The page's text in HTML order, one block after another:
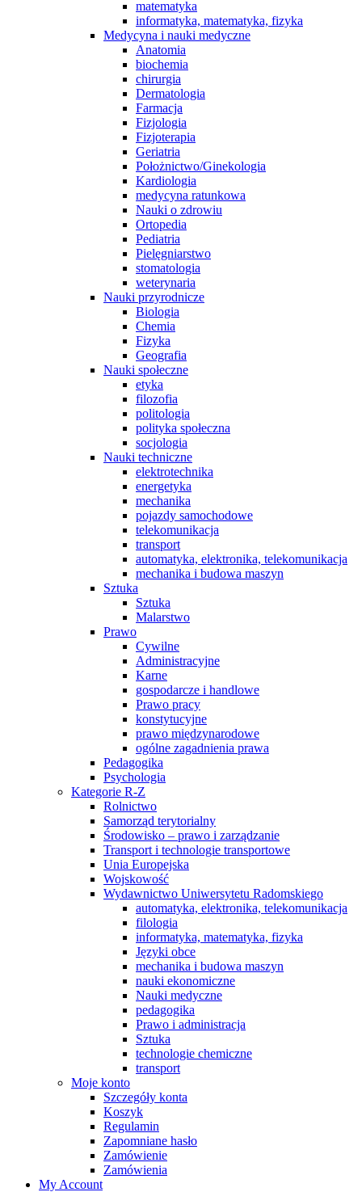
matematyka
informatyka, matematyka, fizyka
Medycyna i nauki medyczne
Anatomia
biochemia
chirurgia
Dermatologia
Farmacja
Fizjologia
Fizjoterapia
Geriatria
Położnictwo/Ginekologia
Kardiologia
medycyna ratunkowa
Nauki o zdrowiu
Ortopedia
Pediatria
Pielęgniarstwo
stomatologia
weterynaria
Nauki przyrodnicze
Biologia
Chemia
Fizyka
Geografia
Nauki społeczne
etyka
filozofia
politologia
polityka społeczna
socjologia
Nauki techniczne
elektrotechnika
energetyka
mechanika
pojazdy samochodowe
telekomunikacja
transport
automatyka, elektronika, telekomunikacja
mechanika i budowa maszyn
Sztuka
Sztuka
Malarstwo
Prawo
Cywilne
Administracyjne
Karne
gospodarcze i handlowe
Prawo pracy
konstytucyjne
prawo międzynarodowe
ogólne zagadnienia prawa
Pedagogika
Psychologia
Kategorie R-Z
Rolnictwo
Samorząd terytorialny
Środowisko – prawo i zarządzanie
Transport i technologie transportowe
Unia Europejska
Wojskowość
Wydawnictwo Uniwersytetu Radomskiego
automatyka, elektronika, telekomunikacja
filologia
informatyka, matematyka, fizyka
Języki obce
mechanika i budowa maszyn
nauki ekonomiczne
Nauki medyczne
pedagogika
Prawo i administracja
Sztuka
technologie chemiczne
transport
Moje konto
Szczegóły konta
Koszyk
Regulamin
Zapomniane hasło
Zamówienie
Zamówienia
My Account